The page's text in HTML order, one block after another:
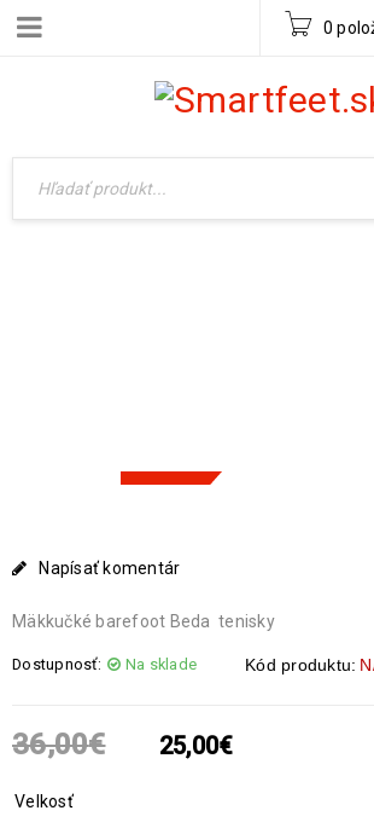
0
-31%
Napísať komentár
Mäkkučké barefoot Beda tenisky
Dostupnosť: Na sklade Kód produktu:
36,00€ 25,00€
Velkosť